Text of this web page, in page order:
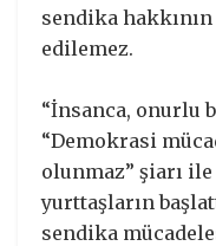
sendika
edilemez.
“İnsanca, onurlu
“Demokrasi
olunmaz” şiarı ile
yurttaşların
sendika